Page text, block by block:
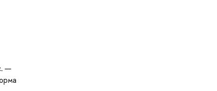
—